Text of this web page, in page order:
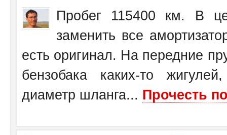
Пробег 115400 км. В
заменить все
есть оригинал. На передние
бензобака каких-то
диаметр шланга... Прочесть